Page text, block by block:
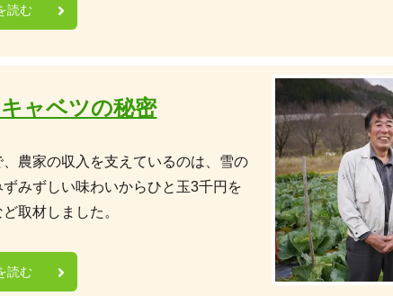
読む
ャベツの秘密
農家の収入を支えているのは、雪の
みずしい味わいからひと玉3千円を
取材しました。
読む